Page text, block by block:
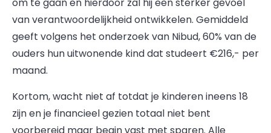
van verantwoordelijkheid ontwikkelen. Gemiddeld
geeft volgens het onderzoek van Nibud, 60% van de
ouders hun uitwonende kind dat studeert €216,- per
maand.
Kortom, wacht niet af totdat je kinderen ineens 18
zijn en je financieel gezien totaal niet bent